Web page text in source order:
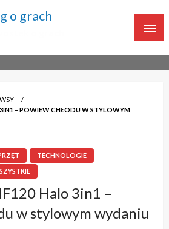
o grach
– POWIEW CHŁODU W STYLOWYM
TECHNOLOGIE
Halo 3in1 –
w stylowym wydaniu